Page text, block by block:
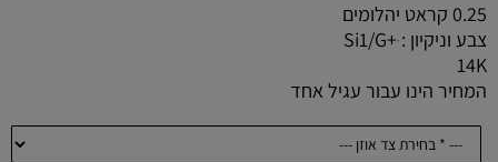
0.25 קראט יהלומים
צבע וניקיון : ּ+Si1/G
14K
המחיר הינו עבור עגיל אחד